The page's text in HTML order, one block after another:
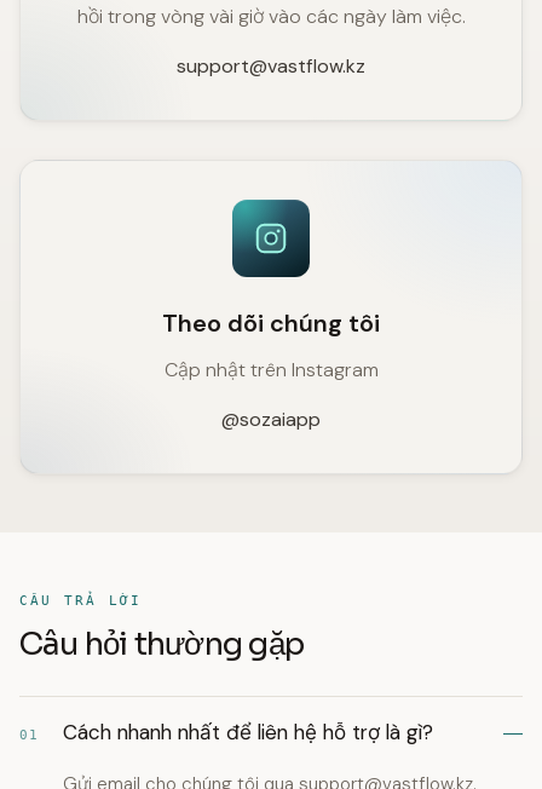
hồi trong vòng vài giờ vào các ngày làm việc.
support@vastflow.kz
Theo dõi chúng tôi
Cập nhật trên Instagram
@sozaiapp
CÂU TRẢ LỜI
Câu hỏi thường gặp
01 Cách nhanh nhất để liên hệ hỗ trợ là gì?
Gửi email cho chúng tôi qua support@vastflow.kz.